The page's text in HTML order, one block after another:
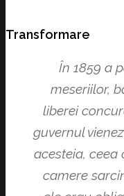
Transformare
În 1859 a
meseriilor,
liberei
guvernul
acesteia, ceea
camere